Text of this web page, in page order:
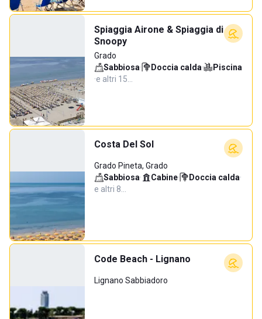
Spiaggia Airone & Spiaggia di
Snoopy
Grado
Sabbiosa· Doccia calda·
Piscina
·e altri 15…
Costa Del Sol
Grado Pineta, Grado
Sabbiosa· Cabine· Doccia calda·
e altri 8…
Code Beach - Lignano
Lignano Sabbiadoro